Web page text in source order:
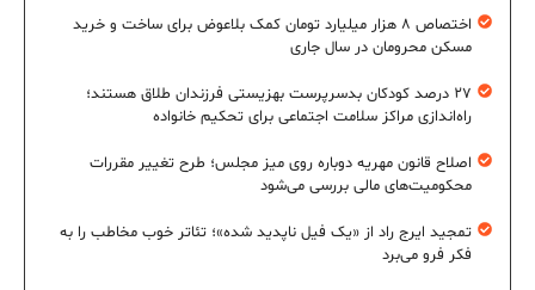
اختصاص ۸ هزار میلیارد تومان کمک بلاعوض برای ساخت و خرید
مسکن محرومان در سال جاری
۲۷ درصد کودکان بدسرپرست بهزیستی فرزندان طلاق هستند؛
راه‌اندازی مراکز سلامت اجتماعی برای تحکیم خانواده
اصلاح قانون مهریه دوباره روی میز مجلس؛ طرح تغییر مقررات
محکومیت‌های مالی بررسی می‌شود
تمجید ایرج راد از «یک فیل ناپدید شده»؛ تئاتر خوب مخاطب را به
فکر فرو می‌برد